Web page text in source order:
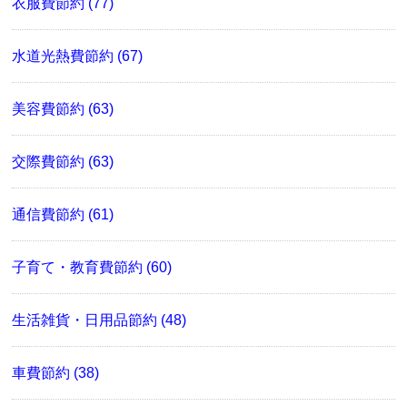
衣服費節約 (77)
水道光熱費節約 (67)
美容費節約 (63)
交際費節約 (63)
通信費節約 (61)
子育て・教育費節約 (60)
生活雑貨・日用品節約 (48)
車費節約 (38)